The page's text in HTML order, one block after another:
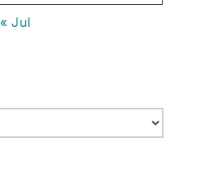
« Jul